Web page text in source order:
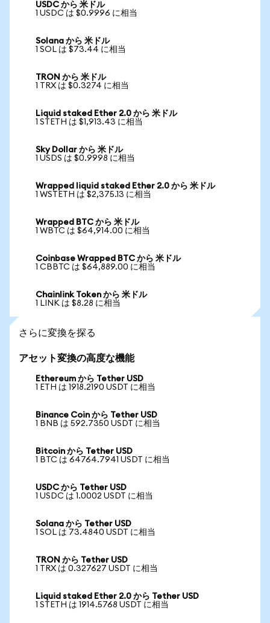
USDC から 米ドル
1 USDC は $0.9996 に相当
Solana から 米ドル
1 SOL は $73.44 に相当
TRON から 米ドル
1 TRX は $0.3274 に相当
Liquid staked Ether 2.0 から 米ドル
1 STETH は $1,913.43 に相当
Sky Dollar から 米ドル
1 USDS は $0.9998 に相当
Wrapped liquid staked Ether 2.0 から 米ドル
1 WSTETH は $2,375.13 に相当
Wrapped BTC から 米ドル
1 WBTC は $64,914.00 に相当
Coinbase Wrapped BTC から 米ドル
1 CBBTC は $64,889.00 に相当
Chainlink Token から 米ドル
1 LINK は $8.28 に相当
さらに変換を探る
アセット変換の高度な機能
Ethereum から Tether USD
1 ETH は 1918.2190 USDT に相当
Binance Coin から Tether USD
1 BNB は 592.7350 USDT に相当
Bitcoin から Tether USD
1 BTC は 64764.7941 USDT に相当
USDC から Tether USD
1 USDC は 1.0002 USDT に相当
Solana から Tether USD
1 SOL は 73.4840 USDT に相当
TRON から Tether USD
1 TRX は 0.327627 USDT に相当
Liquid staked Ether 2.0 から Tether USD
1 STETH は 1914.5768 USDT に相当